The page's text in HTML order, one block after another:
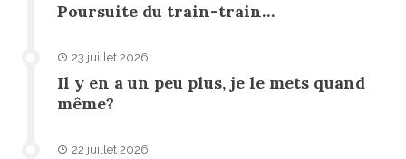
Poursuite du train-train…
23 juillet 2026
Il y en a un peu plus, je le mets quand
même?
22 juillet 2026